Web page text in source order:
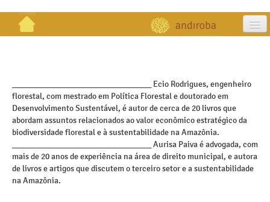
publicações
galeria
contato
_________________________________ Ecio Rodrigues, engenheiro
florestal, com mestrado em Política Florestal e doutorado em
Desenvolvimento Sustentável, é autor de cerca de 20 livros que
abordam assuntos relacionados ao valor econômico estratégico da
biodiversidade florestal e à sustentabilidade na Amazônia.
_________________________________ Aurisa Paiva é advogada, com
mais de 20 anos de experiência na área de direito municipal, e autora
de livros e artigos que discutem o terceiro setor e a sustentabilidade
na Amazônia.